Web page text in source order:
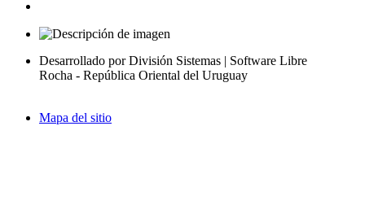
Desarrollado por División Sistemas | Software Libre
Rocha - República Oriental del Uruguay
Mapa del sitio